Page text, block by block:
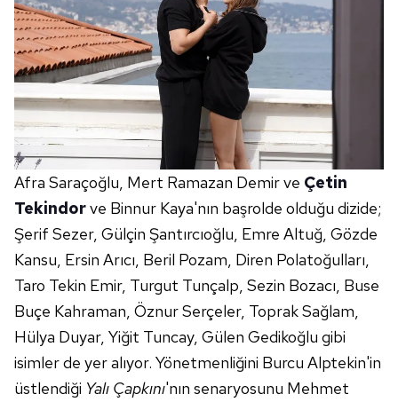
kılınması ve kişiselleştirilmesi ve sizlere yönelik
reklam/pazarlama faaliyetlerinin yapılması, amaçlarıyla
sınırlı olarak açık rızanız dahilinde kullanılacaktır.
Çerezlere ilişkin tercihlerinizi aşağıda yer alan panel
vasıtasıyla belirleyebilirsiniz. Çerezlere ilişkin detaylı bilgi
için Ayarlar butonuna tıklayabilir,
Çerez Bilgilendirme
Metnimiziziyaret edebilirsiniz.
6698 sayılı Kişisel Verilerin Korunması Kanunu uyarınca
hazırlanmış Aydınlatma Metnimizi okumak ve sitemizde
ilgili mevzuata uygun olarak kullanılan çerezlerle ilgili bilgi
almak için lütfentıklayınız.
Afra Saraçoğlu, Mert Ramazan Demir ve Çetin
Tekindorve Binnur Kaya'nın başrolde olduğu dizide;
Şerif Sezer, Gülçin Şantırcıoğlu, Emre Altuğ, Gözde
Kansu, Ersin Arıcı, Beril Pozam, Diren Polatoğulları,
Taro Tekin Emir, Turgut Tunçalp, Sezin Bozacı, Buse
Buçe Kahraman, Öznur Serçeler, Toprak Sağlam,
Hülya Duyar, Yiğit Tuncay, Gülen Gedikoğlu gibi
isimler de yer alıyor. Yönetmenliğini Burcu Alptekin'in
üstlendiği Yalı Çapkını'nın senaryosunu Mehmet